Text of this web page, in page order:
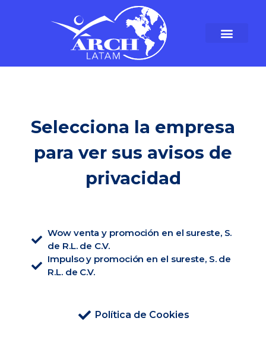
Selecciona la empresa
para ver sus avisos de
privacidad
Wow venta y promoción en el sureste, S.
de R.L. de C.V.
Impulso y promoción en el sureste, S. de
R.L. de C.V.
Política de Cookies